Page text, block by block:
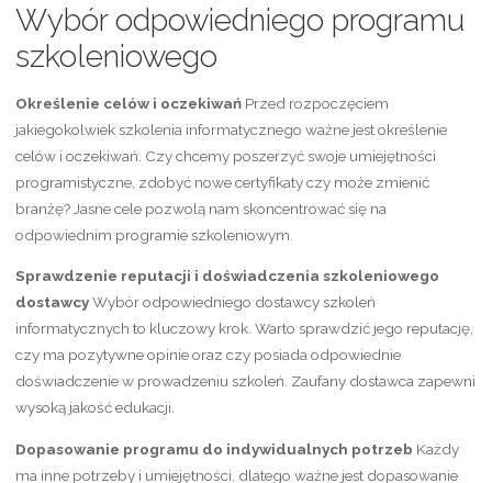
Wybór odpowiedniego programu
szkoleniowego
Określenie celów i oczekiwańPrzed rozpoczęciem
jakiegokolwiek szkolenia informatycznego ważne jest określenie
celów i oczekiwań. Czy chcemy poszerzyć swoje umiejętności
programistyczne, zdobyć nowe certyfikaty czy może zmienić
branżę? Jasne cele pozwolą nam skoncentrować się na
odpowiednim programie szkoleniowym.
Sprawdzenie reputacji i doświadczenia szkoleniowego
dostawcyWybór odpowiedniego dostawcy szkoleń
informatycznych to kluczowy krok. Warto sprawdzić jego reputację,
czy ma pozytywne opinie oraz czy posiada odpowiednie
doświadczenie w prowadzeniu szkoleń. Zaufany dostawca zapewni
wysoką jakość edukacji.
Dopasowanie programu do indywidualnych potrzeb Każdy
ma inne potrzeby i umiejętności, dlatego ważne jest dopasowanie